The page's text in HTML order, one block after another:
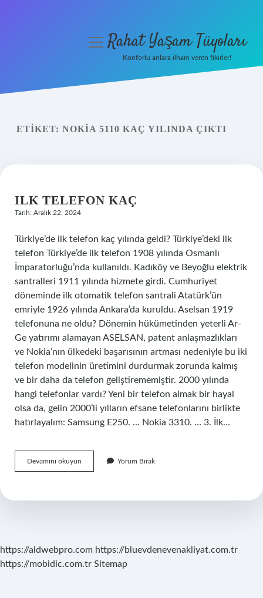
Yasal Uyarı
menüyüRahat Yaşam Tüyoları
Konforlu anlara ilham veren fikirler!
ETIKET: NOKIA 5110 KAÇ YILINDA ÇIKTI
ILK TELEFON KAÇ
Tarih: Aralık 22, 2024
Türkiye’de ilk telefon kaç yılında geldi? Türkiye’deki ilk
telefon Türkiye’de ilk telefon 1908 yılında Osmanlı
İmparatorluğu’nda kullanıldı. Kadıköy ve Beyoğlu elektrik
santralleri 1911 yılında hizmete girdi. Cumhuriyet
döneminde ilk otomatik telefon santrali Atatürk’ün
emriyle 1926 yılında Ankara’da kuruldu. Aselsan 1919
telefonuna ne oldu? Dönemin hükümetinden yeterli Ar-
Ge yatırımı alamayan ASELSAN, patent anlaşmazlıkları
ve Nokia’nın ülkedeki başarısının artması nedeniyle bu iki
telefon modelinin üretimini durdurmak zorunda kalmış
ve bir daha da telefon geliştirememiştir. 2000 yılında
hangi telefonlar vardı? Yeni bir telefon almak bir hayal
olsa da, gelin 2000’li yılların efsane telefonlarını birlikte
hatırlayalım: Samsung E250. … Nokia 3310. … 3. İlk…
Devamını okuyun
Telefon
Yorum Bırak
https://aldwebpro.com https://bluevdenevenakliyat.com.tr
https://mobidic.com.tr Sitemap